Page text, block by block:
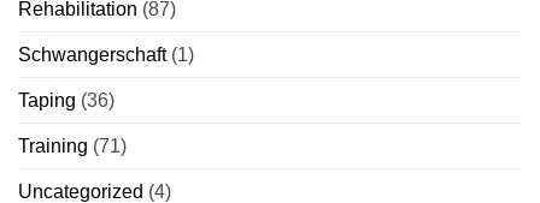
Rehabilitation (87)
Schwangerschaft(1)
Taping (36)
Training (71)
Uncategorized (4)